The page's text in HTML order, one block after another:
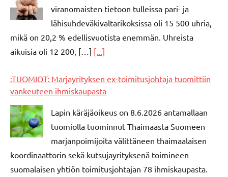
viranomaisten tietoon tulleissa pari- ja
lähisuhdeväkivaltarikoksissa oli 15 500 uhria,
mikä on 20,2 % edellisvuotista enemmän. Uhreista
aikuisia oli 12 200, […] [...]
:TUOMIOT: Marjayrityksen ex-toimitusjohtaja tuomittiin
vankeuteen ihmiskaupasta
Lapin käräjäoikeus on 8.6.2026 antamallaan
tuomiolla tuominnut Thaimaasta Suomeen
marjanpoimijoita välittäneen thaimaalaisen
koordinaattorin sekä kutsujayrityksenä toimineen
suomalaisen yhtiön toimitusjohtajan 78 ihmiskaupasta.